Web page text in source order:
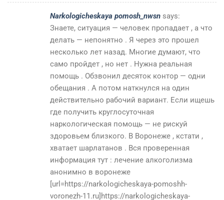
Narkologicheskaya pomosh_nwsn says:
Знаете, ситуация — человек пропадает , а что
делать — непонятно . Я через это прошел
несколько лет назад. Многие думают, что
само пройдет , но нет . Нужна реальная
помощь . Обзвонил десяток контор — одни
обещания . А потом наткнулся на один
действительно рабочий вариант. Если ищешь
где получить круглосуточная
наркологическая помощь — не рискуй
здоровьем близкого. В Воронеже , кстати ,
хватает шарлатанов . Вся проверенная
информация тут : лечение алкоголизма
анонимно в воронеже
[url=https://narkologicheskaya-pomoshh-
voronezh-11.ru]https://narkologicheskaya-